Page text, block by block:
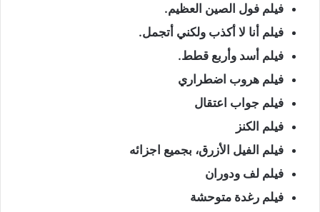
فيلم فول الصين العظيم.
فيلم أنا لا أكذب ولكني أتجمل.
فيلم أسد وأربع قطط.
فيلم هروب اضطراري
فيلم جواب اعتقال
فيلم الكنز
فيلم الفيل الأزرق، بجميع اجزائه
فيلم لف ودوران
فيلم رغدة متوحشة